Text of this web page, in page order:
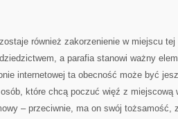
również zakorzenienie w miejscu
a parafia stanowi ważny
internetowej ta obecność może być
które chcą poczuć więź z miejscową
– przeciwnie, ma on swój tożsamość,